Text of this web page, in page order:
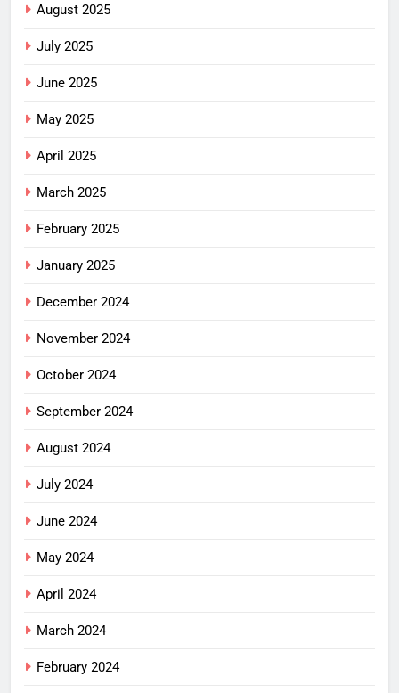
August 2025
July 2025
June 2025
May 2025
April 2025
March 2025
February 2025
January 2025
December 2024
November 2024
October 2024
September 2024
August 2024
July 2024
June 2024
May 2024
April 2024
March 2024
February 2024